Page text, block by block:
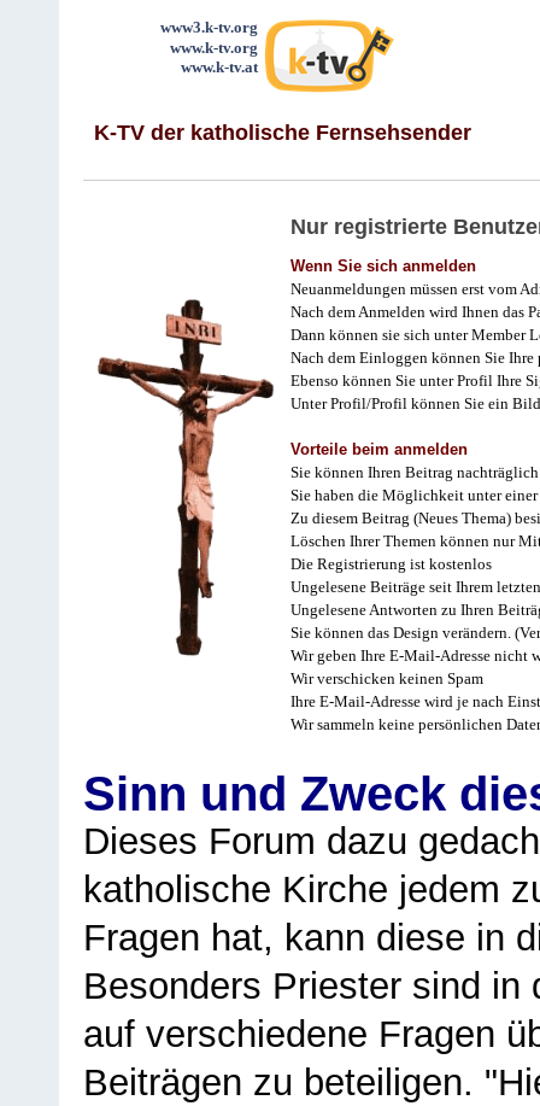
www3.k-tv.org
www.k-tv.org
www.k-tv.at
K-TV der katholische Fernsehsender
Nur registrierte
Wenn Sie sich anmelden
Neuanmeldungen müssen erst vom
Nach dem Anmelden wird Ihnen das
Dann können sie sich unter Member
Nach dem Einloggen können Sie
Ebenso können Sie unter Profil Ihre
Unter Profil/Profil können Sie ein
Vorteile beim anmelden
Sie können Ihren Beitrag
Sie haben die Möglichkeit unter
Zu diesem Beitrag (Neues Thema)
Löschen Ihrer Themen können nur
Die Registrierung ist kostenlos
Ungelesene Beiträge seit Ihrem
Ungelesene Antworten zu Ihren
Sie können das Design verändern.
Wir geben Ihre E-Mail-Adresse nicht
Wir verschicken keinen Spam
Ihre E-Mail-Adresse wird je nach
Wir sammeln keine persönlichen
Sinn und Zweck
Dieses Forum dazu
katholische Kirche jedem
Fragen hat, kann diese in
Besonders Priester sind in
auf verschiedene Fragen
Beiträgen zu beteiligen.